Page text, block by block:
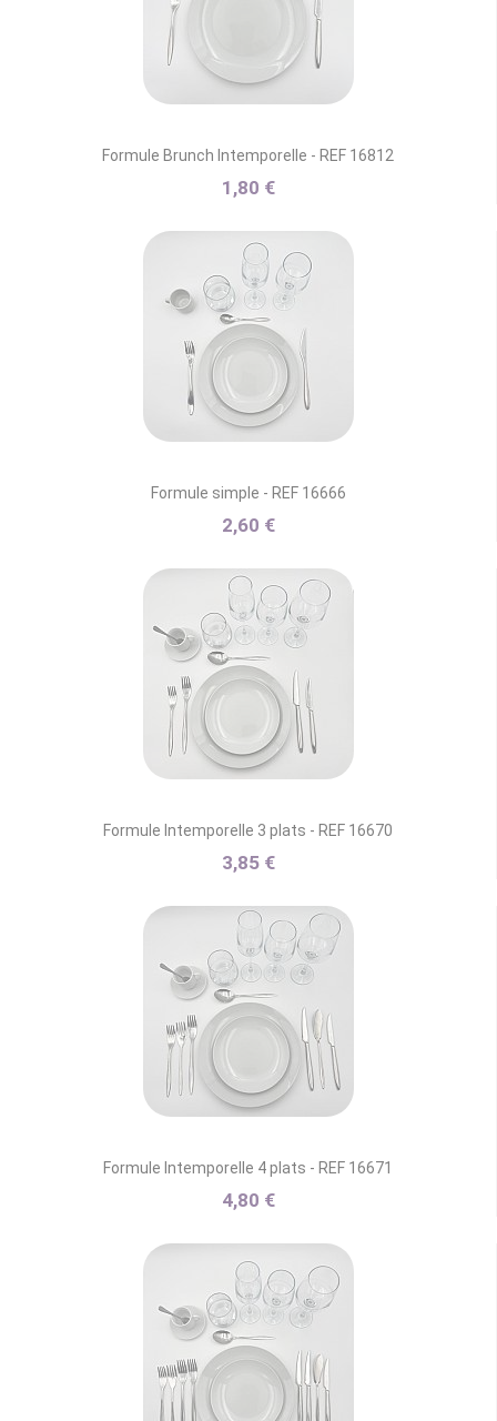
Formule Brunch Intemporelle - REF 16812
1,80 €
Formule simple - REF 16666
2,60 €
Formule Intemporelle 3 plats - REF 16670
3,85 €
Formule Intemporelle 4 plats - REF 16671
4,80 €